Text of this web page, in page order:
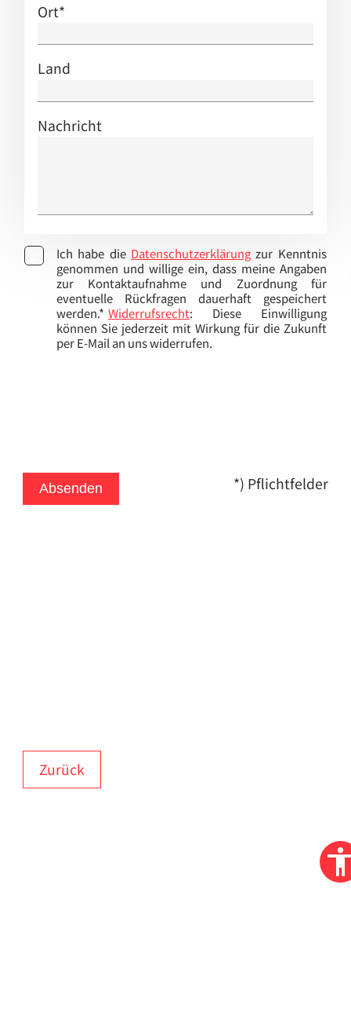
Ort*
Land
Nachricht
Ich habe die Datenschutzerklärungzur Kenntnis
genommen und willige ein, dass meine Angaben
zur Kontaktaufnahme und Zuordnung für
eventuelle Rückfragen dauerhaft gespeichert
werden.* Widerrufsrecht: Diese Einwilligung
können Sie jederzeit mit Wirkung für die Zukunft
per E-Mail an uns widerrufen.
Absenden *) Pflichtfelder
Zurück